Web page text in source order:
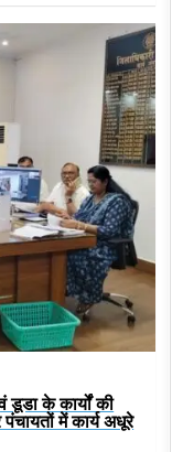
डूडा के कार्यों की
पंचायतों में कार्य अधूरे